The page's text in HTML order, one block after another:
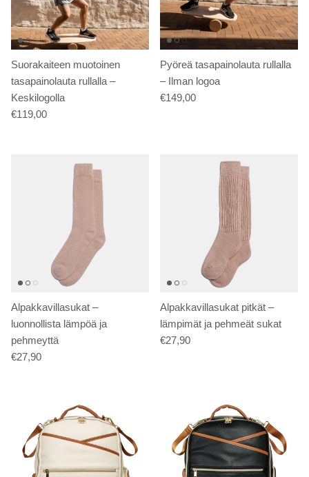
Suorakaiteen muotoinen
tasapainolauta rullalla –
Keskilogolla
€119,00
Pyöreä tasapainolauta rullalla
– Ilman logoa
€149,00
Alpakkavillasukat –
luonnollista lämpöä ja
pehmeyttä
€27,90
Alpakkavillasukat pitkät –
lämpimät ja pehmeät sukat
€27,90